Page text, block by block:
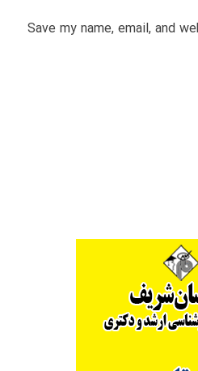
Save my name, email, and